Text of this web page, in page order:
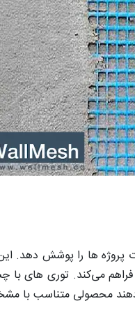
پروژه‌ ها را پوشش
می‌کند. توری‌ های
محصولی متناسب با